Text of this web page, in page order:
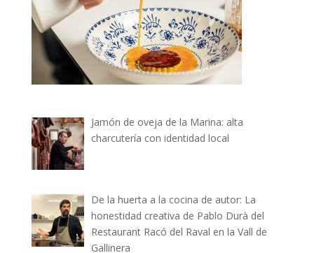
Jamón de oveja de la Marina: alta
charcutería con identidad local
De la huerta a la cocina de autor: La
honestidad creativa de Pablo Durà del
Restaurant Racó del Raval en la Vall de
Gallinera